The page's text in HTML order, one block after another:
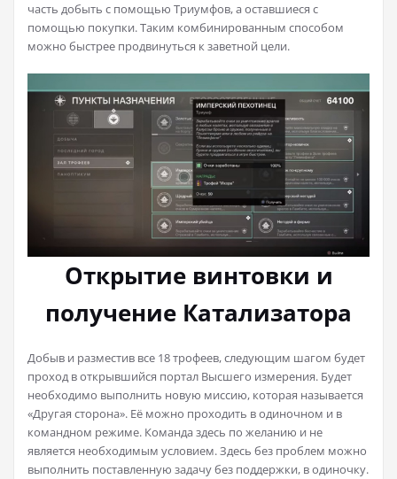
часть добыть с помощью Триумфов, а оставшиеся с
помощью покупки. Таким комбинированным способом
можно быстрее продвинуться к заветной цели.
Открытие винтовки и
получение Катализатора
Добыв и разместив все 18 трофеев, следующим шагом будет
проход в открывшийся портал Высшего измерения. Будет
необходимо выполнить новую миссию, которая называется
«Другая сторона». Её можно проходить в одиночном и в
командном режиме. Команда здесь по желанию и не
является необходимым условием. Здесь без проблем можно
выполнить поставленную задачу без поддержки, в одиночку.